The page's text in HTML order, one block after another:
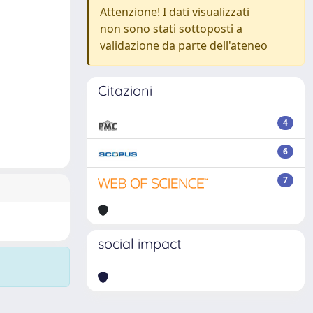
Attenzione! I dati visualizzati
non sono stati sottoposti a
validazione da parte dell'ateneo
Citazioni
4
6
7
social impact